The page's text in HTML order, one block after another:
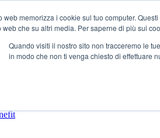
web memorizza i cookie sul tuo computer.
web che su altri media. Per saperne di più sui
Quando visiti il ​​nostro sito non tracceremo le
in modo che non ti venga chiesto di effettuare